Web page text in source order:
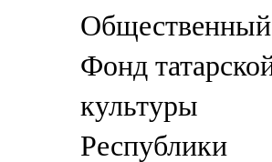
Общественный
Фонд
культуры
Республики